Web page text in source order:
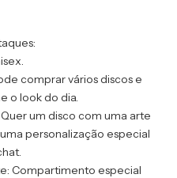
comprar vários discos e
o look do dia.
um disco com uma arte
personalização especial
Compartimento especial